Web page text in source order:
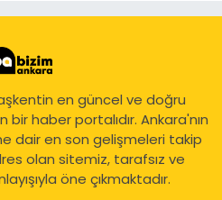
en güncel ve doğru
haber portalıdır. Ankara'nın
dair en son gelişmeleri takip
olan sitemiz, tarafsız ve
öne çıkmaktadır.